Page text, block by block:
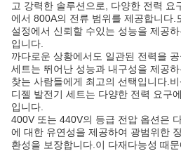
고 강력한 솔루션으로, 다양한 전력 요
에서 800A의 전류 범위를 제공합니다
설정에서 신뢰할 수있는 성능을 제공
입니다.
까다로운 상황에서도 일관된 전력을
세트는 뛰어난 성능과 내구성을 제공
찾는 사람들에게 최고의 선택입니다.
디젤 발전기 세트는 다양한 전력 요구
입니다.
400V 또는 440V의 등급 전압 옵션은
에 대한 유연성을 제공하여 광범위한
환성을 보장합니다.이 다재다능성 때